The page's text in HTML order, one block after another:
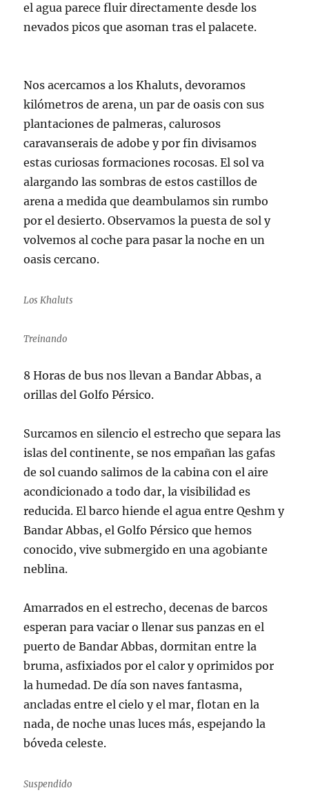
el agua parece fluir directamente desde los
nevados picos que asoman tras el palacete.
Nos acercamos a los Khaluts, devoramos
kilómetros de arena, un par de oasis con sus
plantaciones de palmeras, calurosos
caravanserais de adobe y por fin divisamos
estas curiosas formaciones rocosas. El sol va
alargando las sombras de estos castillos de
arena a medida que deambulamos sin rumbo
por el desierto. Observamos la puesta de sol y
volvemos al coche para pasar la noche en un
oasis cercano.
Los Khaluts
Treinando
8 Horas de bus nos llevan a Bandar Abbas, a
orillas del Golfo Pérsico.
Surcamos en silencio el estrecho que separa las
islas del continente, se nos empañan las gafas
de sol cuando salimos de la cabina con el aire
acondicionado a todo dar, la visibilidad es
reducida. El barco hiende el agua entre Qeshm y
Bandar Abbas, el Golfo Pérsico que hemos
conocido, vive submergido en una agobiante
neblina.
Amarrados en el estrecho, decenas de barcos
esperan para vaciar o llenar sus panzas en el
puerto de Bandar Abbas, dormitan entre la
bruma, asfixiados por el calor y oprimidos por
la humedad. De día son naves fantasma,
ancladas entre el cielo y el mar, flotan en la
nada, de noche unas luces más, espejando la
bóveda celeste.
Suspendido